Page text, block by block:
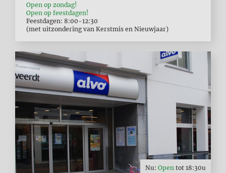
Open op zondag!
Open op feestdagen!
Feestdagen: 8:00-12:30
(met uitzondering van Kerstmis en Nieuwjaar)
Nu: Open tot 18:30u